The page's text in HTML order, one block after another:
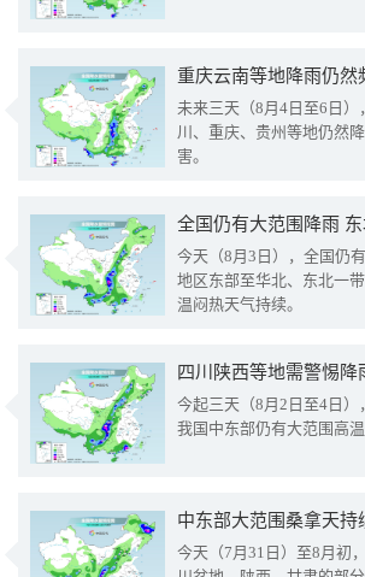
重庆云南等地降雨仍然
未来三天（8月4日至6日
川、重庆、贵州等地仍然
害。
全国仍有大范围降雨
今天（8月3日），全国仍
地区东部至华北、东北一
温闷热天气持续。
今起三天（8月2日至4日
我国中东部仍有大范围高
中东部大范围桑拿天
今天（7月31日）至8月初